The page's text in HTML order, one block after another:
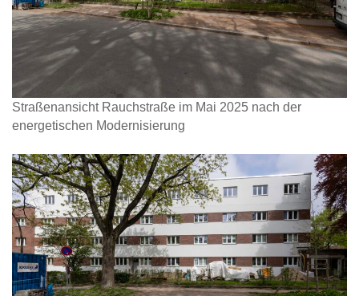
Straßenansicht Rauchstraße im Mai 2025 nach der
energetischen Modernisierung